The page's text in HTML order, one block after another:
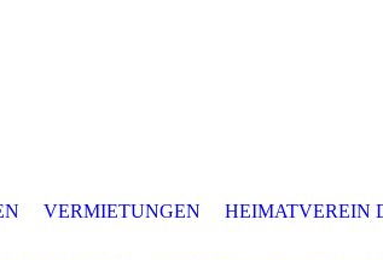
VERMIETUNGEN HEIMATVEREIN